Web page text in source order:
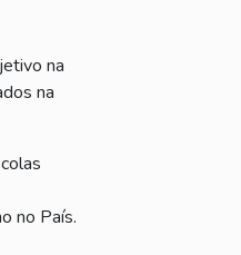
na
na
no País.